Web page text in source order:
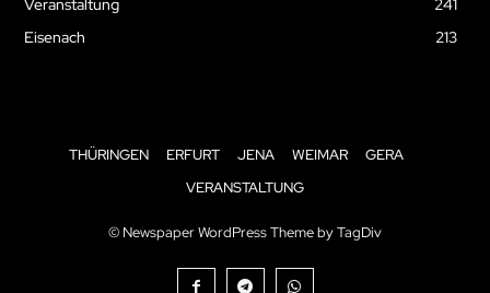
Veranstaltung
241
Eisenach
213
THÜRINGEN ERFURT JENA WEIMAR
GERA
VERANSTALTUNG
© Newspaper WordPress Theme by TagDiv